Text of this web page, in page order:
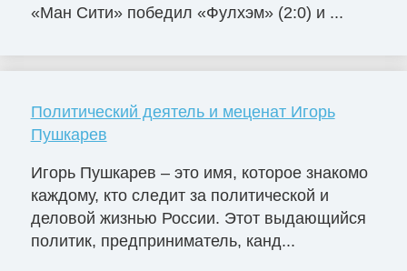
«Ман Сити» победил «Фулхэм» (2:0) и ...
Политический деятель и меценат Игорь
Пушкарев
Игорь Пушкарев – это имя, которое знакомо
каждому, кто следит за политической и
деловой жизнью России. Этот выдающийся
политик, предприниматель, канд...